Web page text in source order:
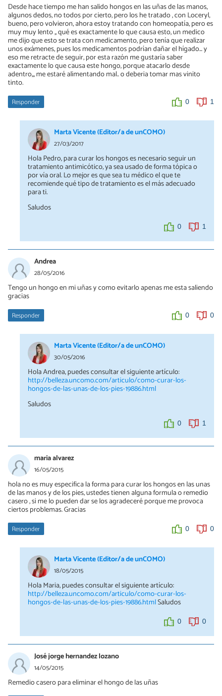
Desde hace tiempo me han salido hongos en las uñas de las manos,
algunos dedos, no todos por cierto, pero los he tratado , con Loceryl,
bueno, pero volvieron, ahora estoy tratando con homeopatía, pero es
muy muy lento ,, qué es exactamente lo que causa esto, un medico
me dijo que esto se trata con medicamento, pero tenía que realizar
unos exámenes, pues los medicamentos podrían dañar el hígado... y
eso me retracte de seguir, por esta razón me gustaría saber
exactamente lo que causa este hongo, porque atacarlo desde
adentro,,, me estaré alimentando mal.. o deberia tomar mas vinito
tinto.
Responder 0 1
Marta Vicente (Editor/a de unCOMO)
27/03/2017
Hola Pedro, para curar los hongos es necesario seguir un
tratamiento antimicótico, ya sea usado de forma tópica o
por vía oral. Lo mejor es que sea tu médico el que te
recomiende qué tipo de tratamiento es el más adecuado
para ti.
Saludos
0 1
Andrea
28/05/2016
Tengo un hongo en mi uñas y como evitarlo apenas me esta saliendo
gracias
Responder 0 0
Marta Vicente (Editor/a de unCOMO)
30/05/2016
Hola Andrea, puedes consultar el siguiente artículo:
http://belleza.uncomo.com/articulo/como-curar-los-
hongos-de-las-unas-de-los-pies-19886.html
Saludos
0 1
maria alvarez
16/05/2015
hola no es muy especifica la forma para curar los hongos en las unas
de las manos y de los pies, ustedes tienen alguna formula o remedio
casero , si me lo pueden dar se los agradeceré porque me provoca
ciertos problemas. Gracias
Responder 0 0
Marta Vicente (Editor/a de unCOMO)
18/05/2015
Hola Maria, puedes consultar el siguiente artículo:
http://belleza.uncomo.com/articulo/como-curar-los-
hongos-de-las-unas-de-los-pies-19886.htmlSaludos
0 0
José jorge hernandez lozano
14/05/2015
Remedio casero para eliminar el hongo de las uñas